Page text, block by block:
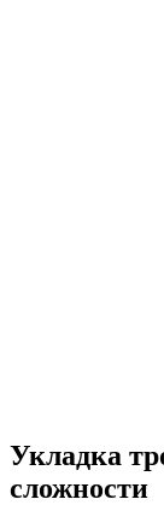
Укладка
сложности